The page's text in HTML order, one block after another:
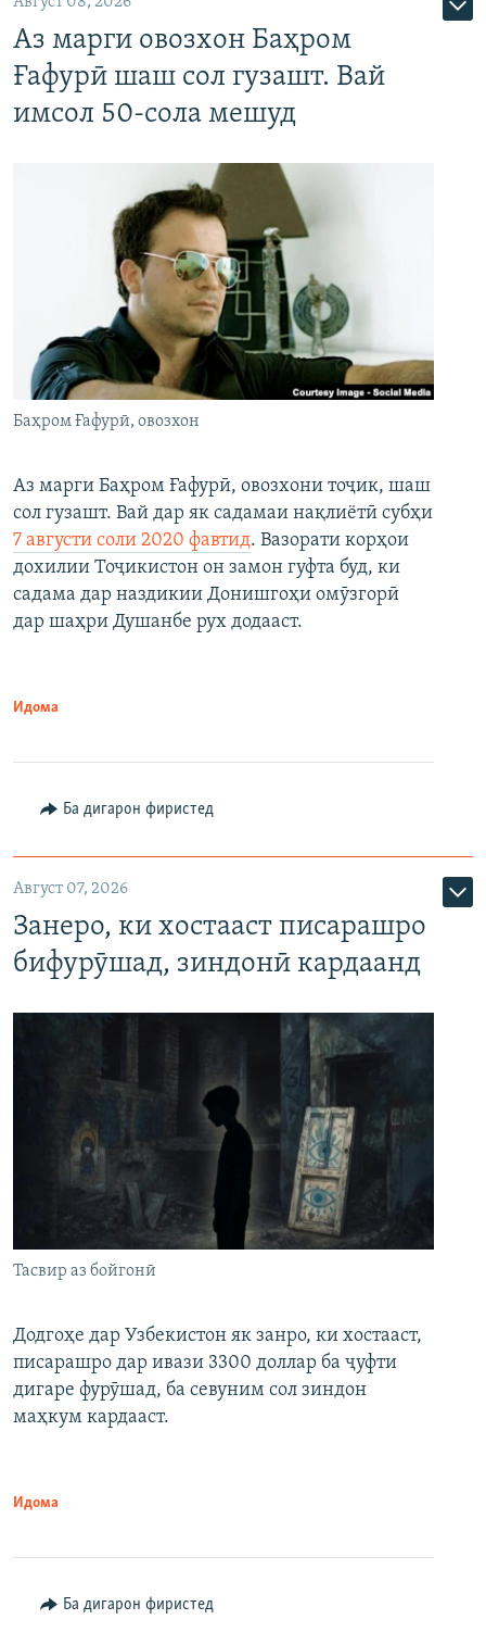
Аз марги овозхон Баҳром
Ғафурӣ шаш сол гузашт. Вай
имсол 50-сола мешуд
Баҳром Ғафурӣ, овозхон
Аз марги Баҳром Ғафурӣ, овозхони тоҷик, шаш
сол гузашт. Вай дар як садамаи нақлиётӣ субҳи
7 августи соли 2020 фавтид. Вазорати корҳои
дохилии Тоҷикистон он замон гуфта буд, ки
садама дар наздикии Донишгоҳи омӯзгорӣ
дар шаҳри Душанбе рух додааст.
Идома
Ба дигарон фиристед
Август 07, 2026
Занеро, ки хостааст писарашро
бифурӯшад, зиндонӣ кардаанд
Тасвир аз бойгонӣ
Додгоҳе дар Узбекистон як занро, ки хостааст,
писарашро дар ивази 3300 доллар ба ҷуфти
дигаре фурӯшад, ба севуним сол зиндон
маҳкум кардааст.
Идома
Ба дигарон фиристед